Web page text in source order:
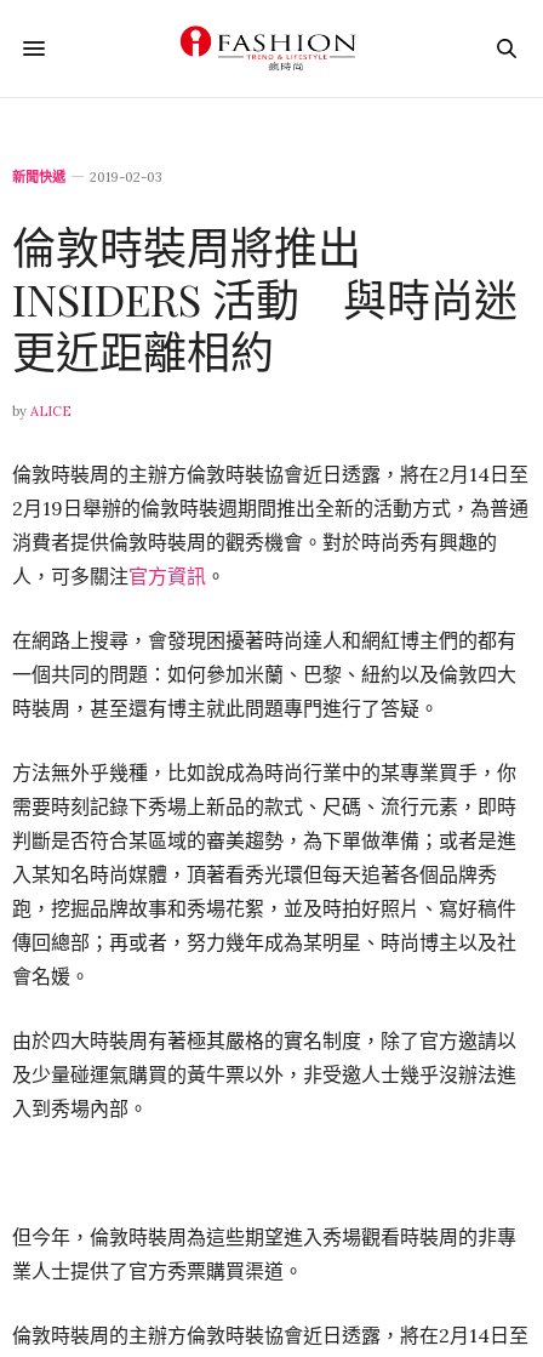
新聞快遞 2019-02-03
倫敦時裝周將推出
INSIDERS 活動 與時尚迷
更近距離相約
by ALICE
倫敦時裝周的主辦方倫敦時裝協會近日透露，將在2月14日至
2月19日舉辦的倫敦時裝週期間推出全新的活動方式，為普通
消費者提供倫敦時裝周的觀秀機會。對於時尚秀有興趣的
人，可多關注官方資訊 。
在網路上搜尋，會發現困擾著時尚達人和網紅博主們的都有
一個共同的問題：如何參加米蘭、巴黎、紐約以及倫敦四大
時裝周，甚至還有博主就此問題專門進行了答疑。
方法無外乎幾種，比如說成為時尚行業中的某專業買手，你
需要時刻記錄下秀場上新品的款式、尺碼、流行元素，即時
判斷是否符合某區域的審美趨勢，為下單做準備；或者是進
入某知名時尚媒體，頂著看秀光環但每天追著各個品牌秀
跑，挖掘品牌故事和秀場花絮，並及時拍好照片、寫好稿件
傳回總部；再或者，努力幾年成為某明星、時尚博主以及社
會名媛。
由於四大時裝周有著極其嚴格的實名制度，除了官方邀請以
及少量碰運氣購買的黃牛票以外，非受邀人士幾乎沒辦法進
入到秀場內部。
但今年，倫敦時裝周為這些期望進入秀場觀看時裝周的非專
業人士提供了官方秀票購買渠道。
倫敦時裝周的主辦方倫敦時裝協會近日透露，將在2月14日至